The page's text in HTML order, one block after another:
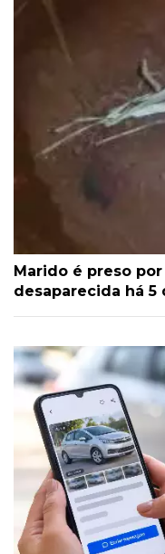
Marido é preso
desaparecida há 5